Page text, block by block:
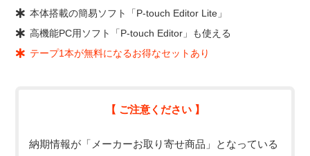
本体搭載の簡易ソフト「P-touch Editor Lite」
高機能PC用ソフト「P-touch Editor」も使える
テープ1本が無料になるお得なセットあり
【 ご注意ください 】
納期情報が「メーカーお取り寄せ商品」となっている